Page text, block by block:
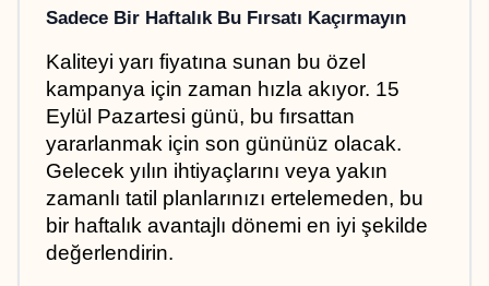
Sadece Bir Haftalık Bu Fırsatı Kaçırmayın
Kaliteyi yarı fiyatına sunan bu özel
kampanya için zaman hızla akıyor. 15
Eylül Pazartesi günü, bu fırsattan
yararlanmak için son gününüz olacak.
Gelecek yılın ihtiyaçlarını veya yakın
zamanlı tatil planlarınızı ertelemeden, bu
bir haftalık avantajlı dönemi en iyi şekilde
değerlendirin.